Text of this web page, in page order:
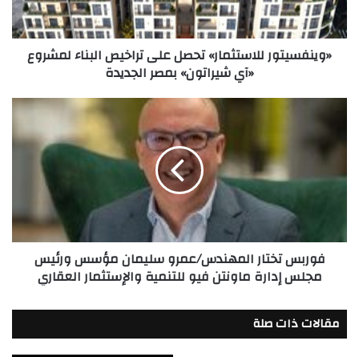
«آي
شيراتون»
بمصر«وينفسيتور للاستثمار» تحصل على تراخيص البناء لمشروع
«آي شيراتون» بمصر الجديدة
إدارة
ماونتن
والإستثمار
العقاري
فوربس تختار المهندس/عمرو سليمان مؤسس ورئيس
مجلس إدارة ماونتن فيو للتنمية والإستثمار العقاري
مقالات ذات صلة